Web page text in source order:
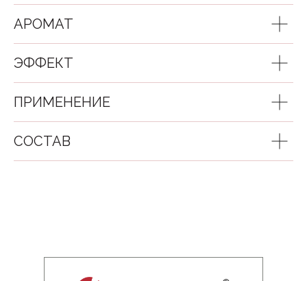
АРОМАТ
ЭФФЕКТ
ПРИМЕНЕНИЕ
СОСТАВ